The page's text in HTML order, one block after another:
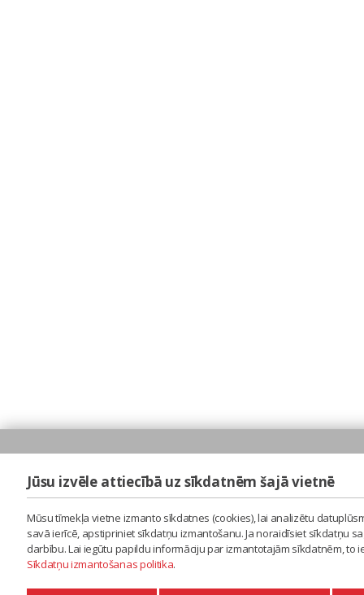
Jūsu izvēle attiecībā uz sīkdatnēm šajā vietnē
Mūsu tīmekļa vietne izmanto sīkdatnes (cookies), lai analizētu
savā ierīcē, apstipriniet sīkdatņu izmantošanu. Ja noraidīsiet sīkdatņu
darbību. Lai iegūtu papildu informāciju par izmantotajām sīkdatnēm,
Sīkdatņu izmantošanas politika.